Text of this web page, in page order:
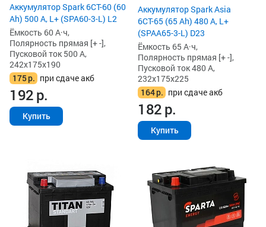
Аккумулятор Spark 6СТ-60 (60
Ah) 500 А, L+ (SPA60-3-L) L2
Ёмкость 60 А·ч,
Полярность прямая [+ -],
Пусковой ток 500 А,
242x175x190
175р. при сдаче акб
192р.
Купить
Аккумулятор Spark Asia
6СТ-65 (65 Ah) 480 А, L+
(SPAA65-3-L) D23
Ёмкость 65 А·ч,
Полярность прямая [+ -],
Пусковой ток 480 А,
232x175x225
164р. при сдаче акб
182р.
Купить